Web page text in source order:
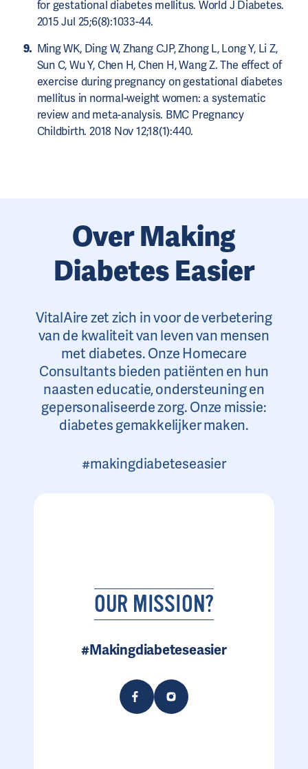
for gestational diabetes mellitus. World J Diabetes.
2015 Jul 25;6(8):1033-44.
Ming WK, Ding W, Zhang CJP, Zhong L, Long Y, Li Z,
Sun C, Wu Y, Chen H, Chen H, Wang Z. The effect of
exercise during pregnancy on gestational diabetes
mellitus in normal-weight women: a systematic
review and meta-analysis. BMC Pregnancy
Childbirth. 2018 Nov 12;18(1):440.
Over Making
Diabetes Easier
VitalAire zet zich in voor de verbetering
van de kwaliteit van leven van mensen
met diabetes. Onze Homecare
Consultants bieden patiënten en hun
naasten educatie, ondersteuning en
gepersonaliseerde zorg. Onze missie:
diabetes gemakkelijker maken.
#makingdiabeteseasier
OUR MISSION?
#Makingdiabeteseasier